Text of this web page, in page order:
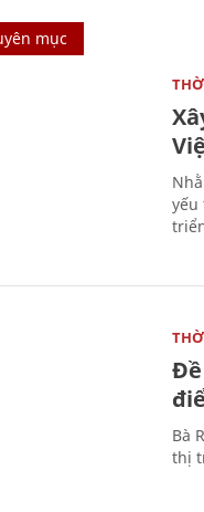
mục
yếu
Bà
thị